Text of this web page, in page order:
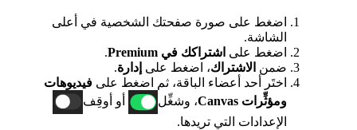
اضغط على صورة صفحتك الشخصية في أعلى
الشاشة.
اضغط على اشتراكك في Premium
.
ضمن الاشتراك، اضغط على إدارة.
اختَر أحد أعضاء الباقة، ثم اضغط على فيديوهات
ومؤثِّرات Canvas
، وشغِّل
أو أوقِف
الإعدادات التي تريدها.